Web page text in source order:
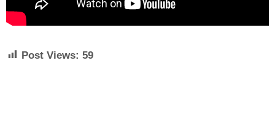
Post Views: 59